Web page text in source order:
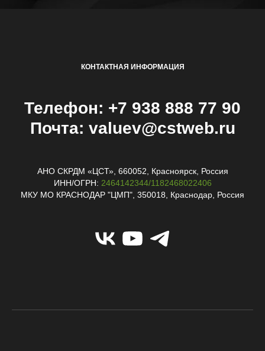
КОНТАКТНАЯ ИНФОРМАЦИЯ
Телефон: +7 938 888 77 90
Почта: valuev@cstweb.ru
АНО СКРДМ «ЦСТ», 660052, Красноярск, Россия
ИНН/ОГРН: 2464142344/1182468022406
МКУ МО КРАСНОДАР "ЦМП", 350018, Краснодар, Россия